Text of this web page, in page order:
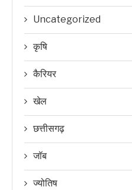
Uncategorized
कृषि
कैरियर
खेल
छत्तीसगढ़
जॉब
ज्योतिष